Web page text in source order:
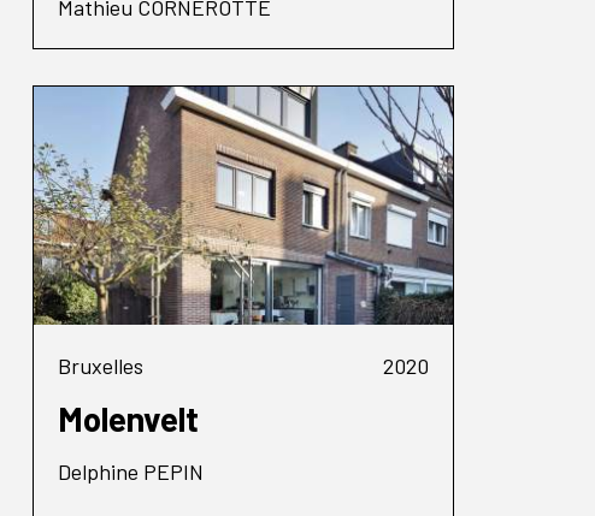
Mathieu CORNEROTTE
Bruxelles 2020
Molenvelt
Delphine PEPIN